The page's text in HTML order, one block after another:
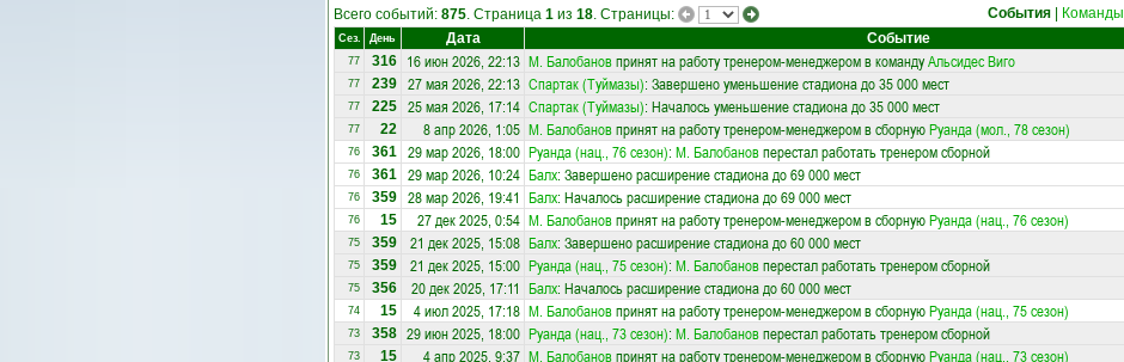
Всего событий: 875. Страница 1 из 18. Страницы: События Команды
Сез. День Дата Событие
77 316 16 июн 2026, 22:13 М. Балобановпринят на работу тренером-менеджером в командуАльсидес Виго
77 239 27 мая 2026, 22:13 Спартак (Туймазы): Завершено уменьшение стадиона до 35 000 мест
77 225 25 мая 2026, 17:14 Спартак (Туймазы): Началось уменьшение стадиона до 35 000 мест
77 22 8 апр 2026, 1:05 М. Балобановпринят на работу тренером-менеджером в сборнуюРуанда (мол., 78 сезон)
76 361 29 мар 2026, 18:00 Руанда (нац., 76 сезон): М. Балобановперестал работать тренером сборной
76 361 29 мар 2026, 10:24 Балх: Завершено расширение стадиона до 69 000 мест
76 359 28 мар 2026, 19:41 Балх: Началось расширение стадиона до 69 000 мест
76 15 27 дек 2025, 0:54 М. Балобановпринят на работу тренером-менеджером в сборнуюРуанда (нац., 76 сезон)
75 359 21 дек 2025, 15:08 Балх: Завершено расширение стадиона до 60 000 мест
75 359 21 дек 2025, 15:00 Руанда (нац., 75 сезон): М. Балобановперестал работать тренером сборной
75 356 20 дек 2025, 17:11 Балх: Началось расширение стадиона до 60 000 мест
74 15 4 июл 2025, 17:18 М. Балобановпринят на работу тренером-менеджером в сборнуюРуанда (нац., 75 сезон)
73 358 29 июн 2025, 18:00 Руанда (нац., 73 сезон): М. Балобановперестал работать тренером сборной
73 15 4 апр 2025, 9:37 М. Балобановпринят на работу тренером-менеджером в сборнуюРуанда (нац., 73 сезон)